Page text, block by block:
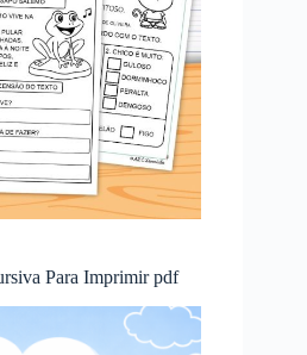
Para Imprimir pdf